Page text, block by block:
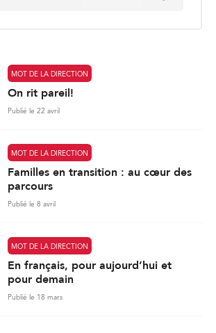
MOT DE LA DIRECTION
On rit pareil!
Publié le 22 avril
MOT DE LA DIRECTION
Familles en transition : au cœur des
parcours
Publié le 8 avril
MOT DE LA DIRECTION
En français, pour aujourd’hui et
pour demain
Publié le 18 mars